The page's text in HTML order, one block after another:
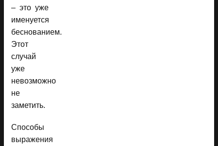
– это уже
именуется
беснованием.
Этот
случай
уже
невозможно
не
заметить.
Способы
выражения